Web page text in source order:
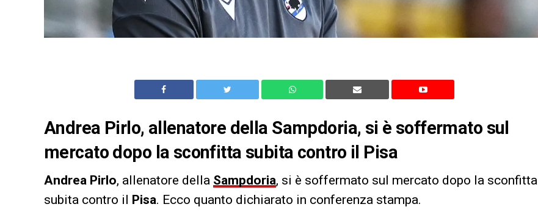
Andrea Pirlo, allenatore della Sampdoria, si è soffermato sul
mercato dopo la sconfitta subita contro il Pisa
Andrea Pirlo, allenatore della Sampdoria, si è soffermato sul mercato dopo la sconfitta
subita contro il Pisa. Ecco quanto dichiarato in conferenza stampa.